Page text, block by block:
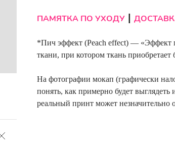
ПАМЯТКА ПО УХОДУ
*Пич эффект (Peach effect) — «Эффект
ткани, при котором ткань
На фотографии мокап (графически
понять, как примерно будет выглядеть
реальный принт может незначительно